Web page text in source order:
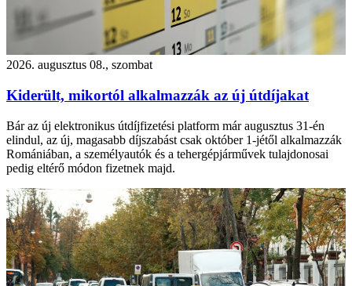
2026. augusztus 08., szombat
Kiderült, mikortól alkalmazzák az új útdíjakat
Bár az új elektronikus útdíjfizetési platform már augusztus 31-én
elindul, az új, magasabb díjszabást csak október 1-jétől alkalmazzák
Romániában, a személyautók és a tehergépjárművek tulajdonosai
pedig eltérő módon fizetnek majd.